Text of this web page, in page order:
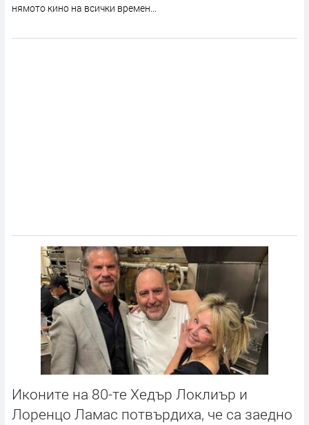
нямото кино на всички времен...
Иконите на 80-те Хедър Локлиър и
Лоренцо Ламас потвърдиха, че са заедно